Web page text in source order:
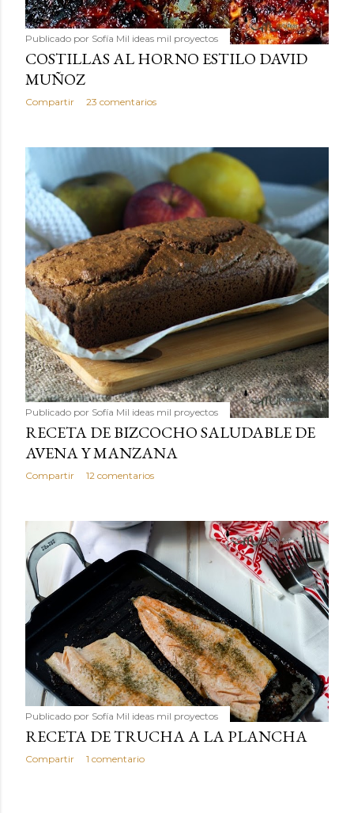
Publicado por Sofía Mil ideas mil proyectos
COSTILLAS AL HORNO ESTILO DAVID
MUÑOZ
Compartir 23 comentarios
Publicado por Sofía Mil ideas mil proyectos
RECETA DE BIZCOCHO SALUDABLE DE
AVENA Y MANZANA
Compartir 12 comentarios
Publicado por Sofía Mil ideas mil proyectos
RECETA DE TRUCHA A LA PLANCHA
Compartir 1 comentario